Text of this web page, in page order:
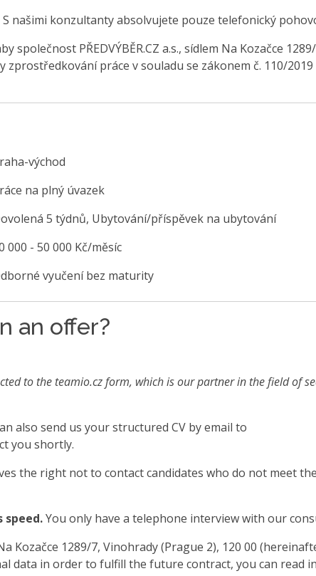
našimi konzultanty absolvujete pouze telefonický
PŘEDVÝBĚR.CZ a.s., sídlem Na Kozačce
práce v souladu se zákonem č. 110/2019
východ
na plný úvazek
5 týdnů, Ubytování/příspěvek na ubytování
000 - 50 000 Kč/měsíc
vyučení bez maturity
an offer?
to the teamio.cz form, which is our partner in the field of
also send us your structured CV by email to
you shortly.
the right not to contact candidates who do not meet
speed.You only have a telephone interview with our
Kozačce 1289/7, Vinohrady (Prague 2), 120 00
data in order to fulfill the future contract, you can read in